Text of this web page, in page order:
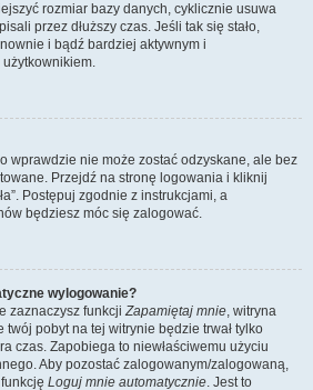
rozmiar bazy danych, cyklicznie usuwa
przez dłuższy czas. Jeśli tak się stało,
i bądź bardziej aktywnym i
wprawdzie nie może zostać odzyskane, ale bez
Przejdź na stronę logowania i kliknij
Postępuj zgodnie z instrukcjami, a
będziesz móc się zalogować.
wylogowanie?
zaznaczysz funkcjiZapamiętaj mnie, witryna
twój pobyt na tej witrynie będzie trwał tylko
czas. Zapobiega to niewłaściwemu użyciu
Aby pozostać zalogowanym/zalogowaną,
Loguj mnie automatycznie. Jest to